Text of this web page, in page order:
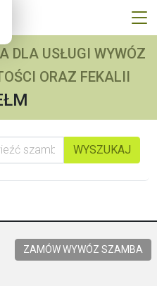
DLA USŁUGI WYWÓZ
ORAZ FEKALII
WYSZUKAJ
ZAMÓW WYWÓZ SZAMBA